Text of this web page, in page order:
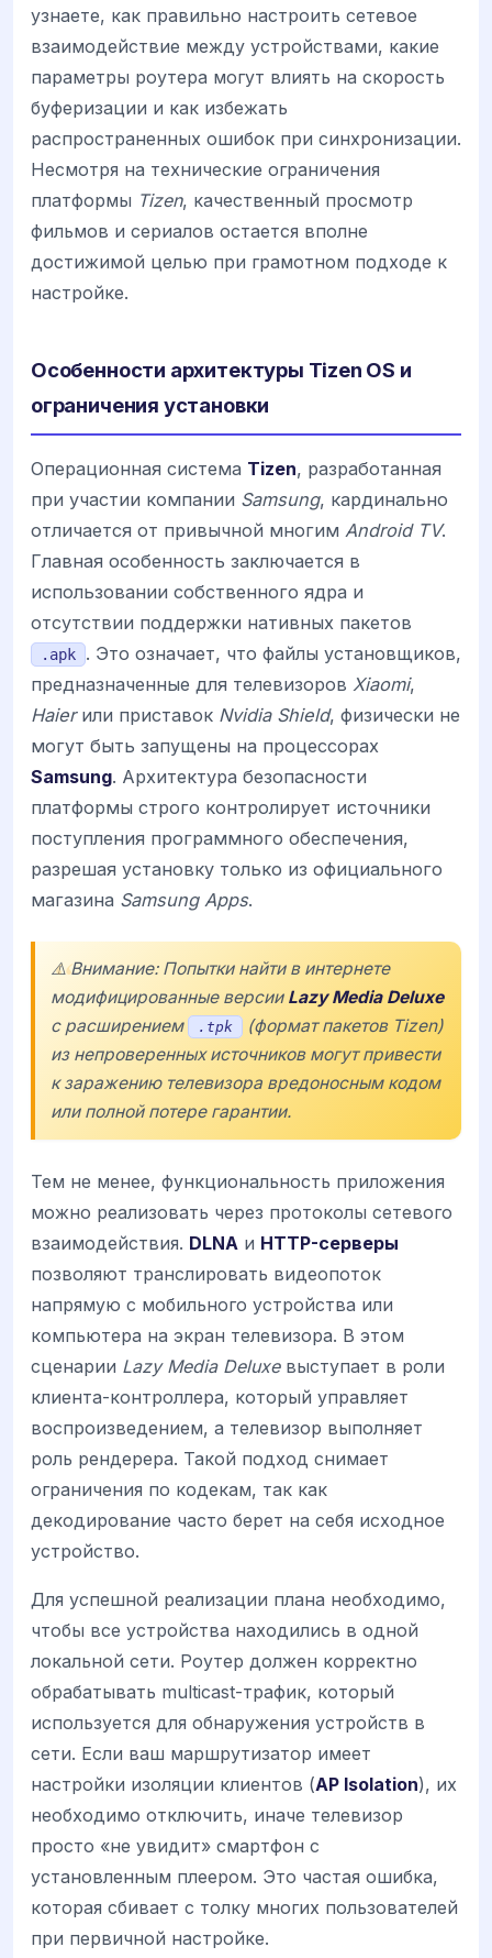
узнаете, как правильно настроить сетевое
взаимодействие между устройствами, какие
параметры роутера могут влиять на скорость
буферизации и как избежать
распространенных ошибок при синхронизации.
Несмотря на технические ограничения
платформы Tizen, качественный просмотр
фильмов и сериалов остается вполне
достижимой целью при грамотном подходе к
настройке.
Особенности архитектуры Tizen OS и
ограничения установки
Операционная система Tizen, разработанная
при участии компании Samsung, кардинально
отличается от привычной многим Android TV.
Главная особенность заключается в
использовании собственного ядра и
отсутствии поддержки нативных пакетов
.apk
. Это означает, что файлы установщиков,
предназначенные для телевизоров Xiaomi,
Haierили приставок Nvidia Shield, физически не
могут быть запущены на процессорах
Samsung. Архитектура безопасности
платформы строго контролирует источники
поступления программного обеспечения,
разрешая установку только из официального
магазина Samsung Apps.
⚠️ Внимание: Попытки найти в интернете
модифицированные версии Lazy Media Deluxe
с расширением
.tpk
(формат пакетов Tizen)
из непроверенных источников могут привести
к заражению телевизора вредоносным кодом
или полной потере гарантии.
Тем не менее, функциональность приложения
можно реализовать через протоколы сетевого
взаимодействия. DLNA и HTTP-серверы
позволяют транслировать видеопоток
напрямую с мобильного устройства или
компьютера на экран телевизора. В этом
сценарии Lazy Media Deluxeвыступает в роли
клиента-контроллера, который управляет
воспроизведением, а телевизор выполняет
роль рендерера. Такой подход снимает
ограничения по кодекам, так как
декодирование часто берет на себя исходное
устройство.
Для успешной реализации плана необходимо,
чтобы все устройства находились в одной
локальной сети. Роутер должен корректно
обрабатывать multicast-трафик, который
используется для обнаружения устройств в
сети. Если ваш маршрутизатор имеет
настройки изоляции клиентов (AP Isolation), их
необходимо отключить, иначе телевизор
просто «не увидит» смартфон с
установленным плеером. Это частая ошибка,
которая сбивает с толку многих пользователей
при первичной настройке.